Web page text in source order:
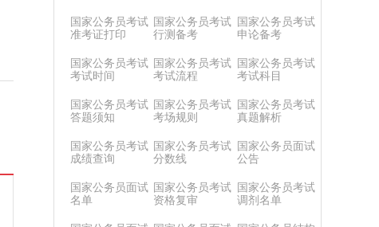
国家公务员考试
准考证打印
国家公务员考试
行测备考
国家公务员考试
申论备考
国家公务员考试
考试时间
国家公务员考试
考试流程
国家公务员考试
考试科目
国家公务员考试
答题须知
国家公务员考试
考场规则
国家公务员考试
真题解析
国家公务员考试
成绩查询
国家公务员考试
分数线
国家公务员面试
公告
国家公务员面试
名单
国家公务员考试
资格复审
国家公务员考试
调剂名单